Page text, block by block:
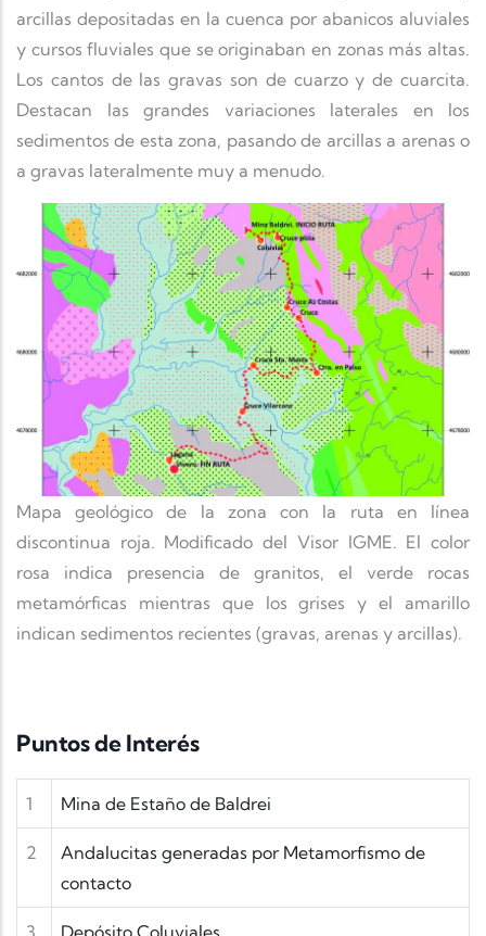
arcillas depositadas en la cuenca por abanicos aluviales
y cursos fluviales que se originaban en zonas más altas.
Los cantos de las gravas son de cuarzo y de cuarcita.
Destacan las grandes variaciones laterales en los
sedimentos de esta zona, pasando de arcillas a arenas o
a gravas lateralmente muy a menudo.
Imaxe
Mapa geológico de la zona con la ruta en línea
discontinua roja. Modificado del Visor IGME. El color
rosa indica presencia de granitos, el verde rocas
metamórficas mientras que los grises y el amarillo
indican sedimentos recientes (gravas, arenas y arcillas).
Puntos de Interés
1 Mina de Estaño de Baldrei
2
Andalucitas generadas por Metamorfismo de
contacto